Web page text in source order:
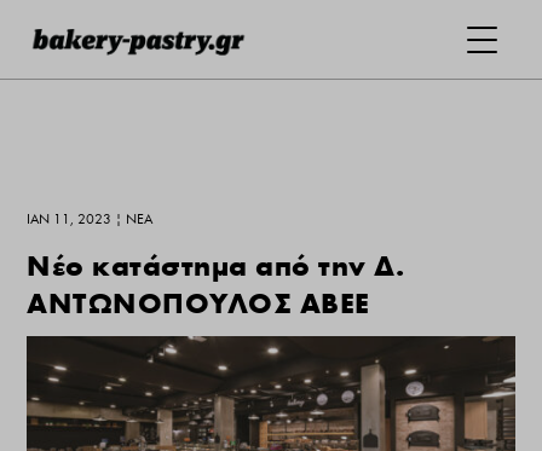
ΙΑΝ 11, 2023 | ΝΕΑ
Νέο κατάστημα από την Δ.
ΑΝΤΩΝΟΠΟΥΛΟΣ ΑΒΕΕ